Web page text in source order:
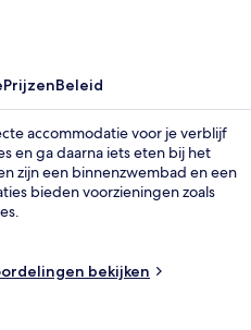
PrijzenBeleid
accommodatie voor je verblijf
en ga daarna iets eten bij het
zijn een binnenzwembad en een
bieden voorzieningen zoals
bekijken